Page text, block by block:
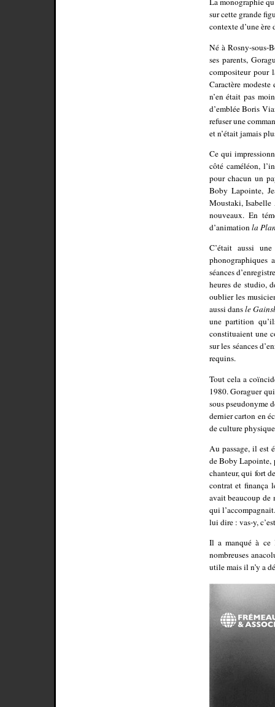
sur cette grande
contexte d’une ère
Né à Rosny-sous-
ses parents,
compositeur pour
Caractère
n’en était pas
d’emblée Boris
refuser une
et n’était jamais
Ce qui
côté caméléon,
pour chacun un
Boby Lapointe,
Moustaki,
nouveaux. En
d’animationla
C’était aussi
phonographiques
séances
heures de studio,
oublier les
aussi dansle
une partition
constituaient une
sur les séances
requins.
Tout cela a
1980. Goraguer
sous pseudonyme
dernier carton en
de culture
Au passage, il est
de Boby Lapointe,
chanteur, qui fort
contrat et finança
avait beaucoup de
qui
lui dire : vas-y,
Il a manqué à ce
nombreuses
utile mais il n’y a